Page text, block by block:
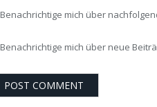
Benachrichtige mich über
Benachrichtige mich über neue